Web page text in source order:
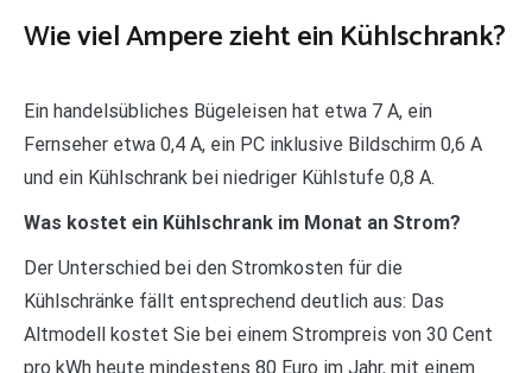
Wie viel Ampere zieht ein Kühlschrank?
Ein handelsübliches Bügeleisen hat etwa 7 A, ein
Fernseher etwa 0,4 A, ein PC inklusive Bildschirm 0,6 A
und ein Kühlschrank bei niedriger Kühlstufe 0,8 A.
Was kostet ein Kühlschrank im Monat an Strom?
Der Unterschied bei den Stromkosten für die
Kühlschränke fällt entsprechend deutlich aus: Das
Altmodell kostet Sie bei einem Strompreis von 30 Cent
pro kWh heute mindestens 80 Euro im Jahr, mit einem